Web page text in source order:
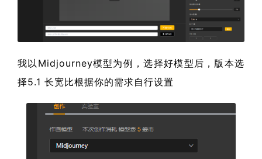
我以Midjourney模型为例，选择好模型后，版本选
择5.1 长宽比根据你的需求自行设置